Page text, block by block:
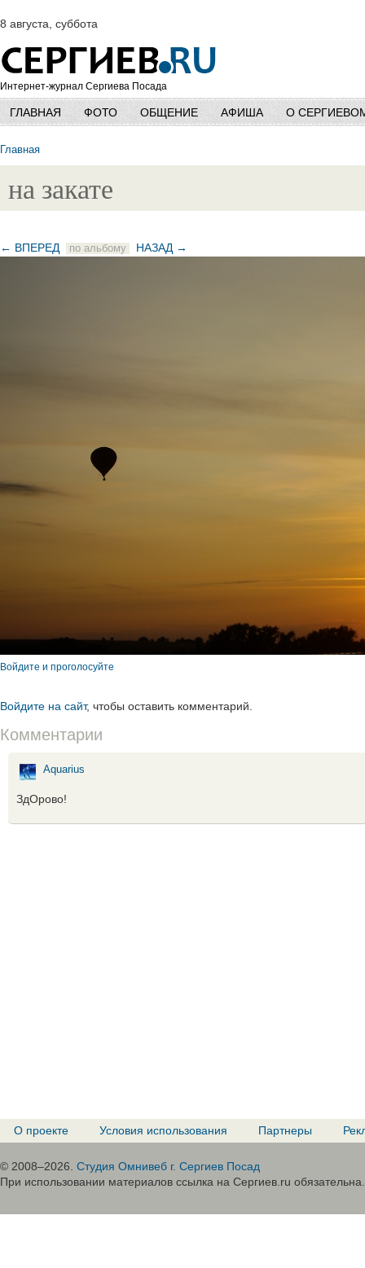
8 августа, суббота
Интернет-журнал Сергиева Посада
ГЛАВНАЯ ФОТО ОБЩЕНИЕ АФИША О
Главная
на закате
← ВПЕРЕД по альбому НАЗАД →
Войдите и проголосуйте
Войдите на сайт, чтобы оставить комментарий.
Комментарии
Aquarius
ЗдОрово!
О проекте Условия использования Партнеры
© 2008–2026. Студия Омнивеб г. Сергиев Посад
При использовании материалов ссылка на Сергиев.ru обязательна.